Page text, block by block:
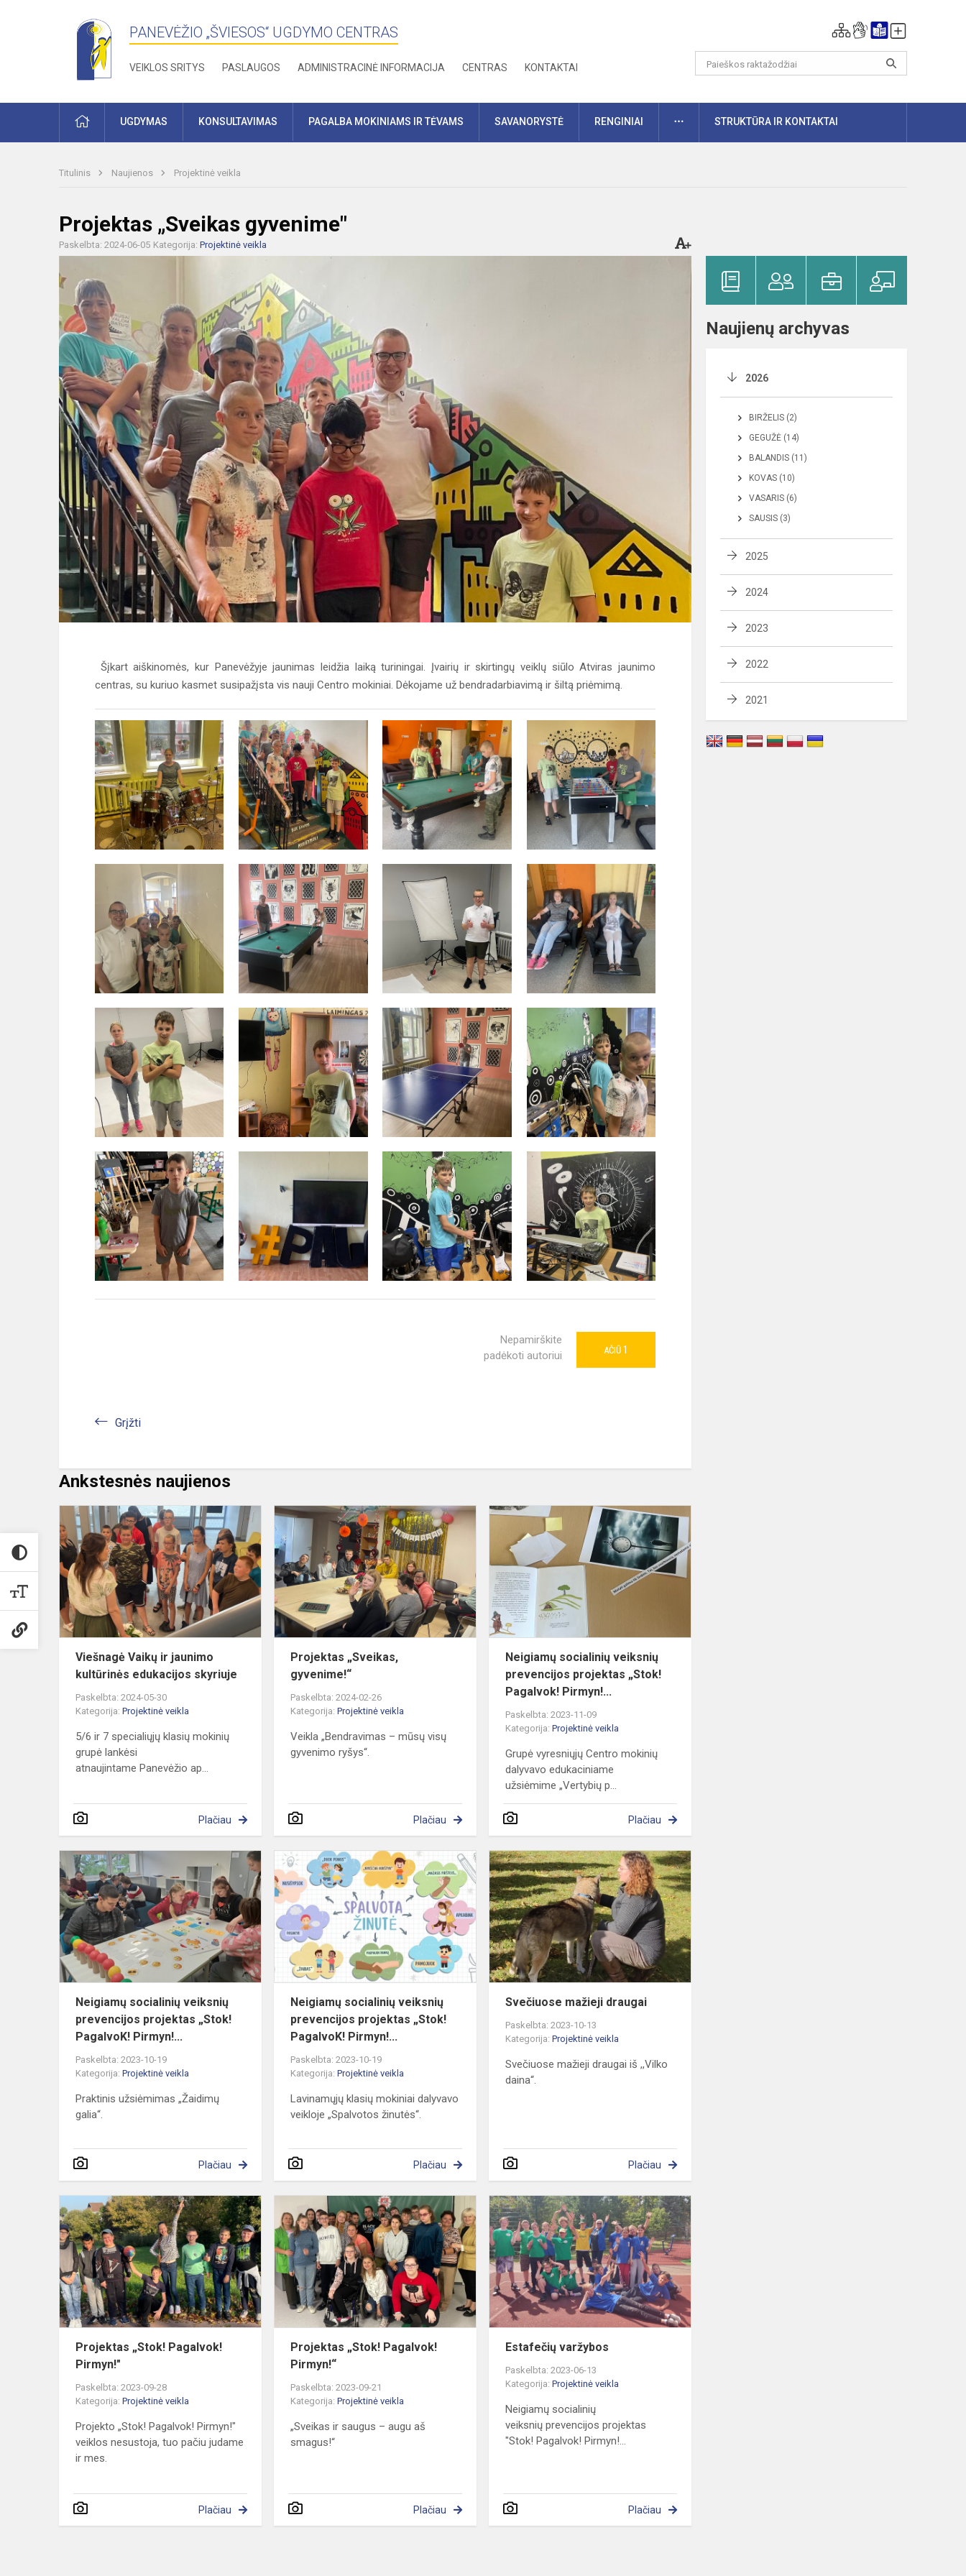
PANEVĖŽIO „ŠVIESOS“ UGDYMO CENTRAS
VEIKLOS SRITYS PASLAUGOS ADMINISTRACINĖ INFORMACIJA CENTRAS KONTAKTAI
PRADŽIAUGDYMAS KONSULTAVIMAS PAGALBA MOKINIAMS IR TĖVAMS SAVANORYSTĖ RENGINIAI DAUGIAUSTRUKTŪRA IR KONTAKTAI
Titulinis Naujienos Projektinė veikla
Projektas „Sveikas gyvenime"
Paskelbta: 2024-06-05 Kategorija: Projektinė veikla
Šįkart aiškinomės, kur Panevėžyje jaunimas leidžia laiką turiningai. Įvairių ir skirtingų veiklų siūlo Atviras jaunimo
centras, su kuriuo kasmet susipažįsta vis nauji Centro mokiniai. Dėkojame už bendradarbiavimą ir šiltą priėmimą.
Nepamirškite
padėkoti autoriui
AČIŪ 1
Grįžti
Ankstesnės naujienos
Viešnagė
Vaikų
ir
jaunimo
kultūrinės
edukacijos
skyriuje
Viešnagė Vaikų ir jaunimo
kultūrinės edukacijos skyriuje
Paskelbta: 2024-05-30
Kategorija: Projektinė veikla
5/6 ir 7 specialiųjų klasių mokinių
grupė lankėsi
atnaujintame Panevėžio ap...
Plačiau
Projektas
gyvenime!“
Projektas „Sveikas,
gyvenime!“
Paskelbta: 2024-02-26
Kategorija:Projektinė veikla
Veikla „Bendravimas – mūsų visų
gyvenimo ryšys“.
Plačiau
veiksnių
Neigiamų socialinių veiksnių
prevencijos projektas „Stok!
Pagalvok! Pirmyn!...
Paskelbta: 2023-11-09
Kategorija:Projektinė veikla
Grupė vyresniųjų Centro mokinių
dalyvavo edukaciniame
užsiėmime „Vertybių p...
Plačiau
Neigiamų
socialinių
veiksnių
prevencijos
projektas
„Stok!
P...
Neigiamų socialinių veiksnių
prevencijos projektas „Stok!
PagalvoK! Pirmyn!...
Paskelbta: 2023-10-19
Kategorija: Projektinė veikla
Praktinis užsiėmimas „Žaidimų
galia“.
Plačiau
Neigiamų
socialinių
veiksnių
prevencijos
projektas
„Stok!
P...
Neigiamų socialinių veiksnių
prevencijos projektas „Stok!
PagalvoK! Pirmyn!...
Paskelbta: 2023-10-19
Kategorija:Projektinė veikla
Lavinamųjų klasių mokiniai dalyvavo
veikloje „Spalvotos žinutės“.
Plačiau
Svečiuose
mažieji
draugai
Svečiuose mažieji draugai
Paskelbta: 2023-10-13
Kategorija:Projektinė veikla
Svečiuose mažieji draugai iš ,,Vilko
daina“.
Plačiau
Projektas
„Stok!
Pagalvok!
Pirmyn!"
Projektas „Stok! Pagalvok!
Pirmyn!"
Paskelbta: 2023-09-28
Kategorija: Projektinė veikla
Projekto „Stok! Pagalvok! Pirmyn!"
veiklos nesustoja, tuo pačiu judame
ir mes.
Plačiau
Projektas
„Stok!
Pagalvok!
Pirmyn!“
Projektas „Stok! Pagalvok!
Pirmyn!“
Paskelbta: 2023-09-21
Kategorija:Projektinė veikla
„Sveikas ir saugus – augu aš
smagus!“
Plačiau
Estafečių
varžybos
Estafečių varžybos
Paskelbta: 2023-06-13
Kategorija:Projektinė veikla
Neigiamų socialinių
veiksnių prevencijos projektas
"Stok! Pagalvok! Pirmyn!...
Plačiau
Naujienų archyvas
2026
BIRŽELIS (2)
GEGUŽĖ (14)
BALANDIS (11)
KOVAS (10)
VASARIS (6)
SAUSIS (3)
2025
2024
2023
2022
2021